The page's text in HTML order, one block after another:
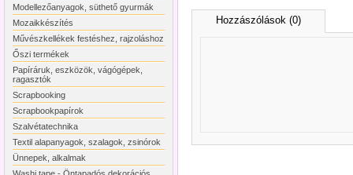
Modellezőanyagok, süthető gyurmák
Mozaikkészítés
Művészkellékek festéshez, rajzoláshoz
Őszi termékek
Papíráruk, eszközök, vágógépek,
ragasztók
Scrapbooking
Scrapbookpapírok
Szalvétatechnika
Textil alapanyagok, szalagok, zsinórok
Ünnepek, alkalmak
Hozzászólások (0)